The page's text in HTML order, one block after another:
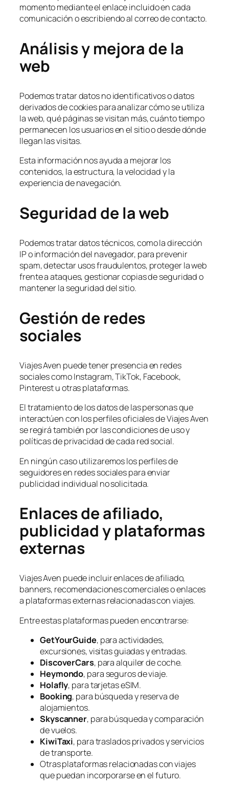
momento mediante el enlace incluido en cada
comunicación o escribiendo al correo de contacto.
Análisis y mejora de la
web
Podemos tratar datos no identificativos o datos
derivados de cookies para analizar cómo se utiliza
la web, qué páginas se visitan más, cuánto tiempo
permanecen los usuarios en el sitio o desde dónde
llegan las visitas.
Esta información nos ayuda a mejorar los
contenidos, la estructura, la velocidad y la
experiencia de navegación.
Seguridad de la web
Podemos tratar datos técnicos, como la dirección
IP o información del navegador, para prevenir
spam, detectar usos fraudulentos, proteger la web
frente a ataques, gestionar copias de seguridad o
mantener la seguridad del sitio.
Gestión de redes
sociales
Viajes Aven puede tener presencia en redes
sociales como Instagram, TikTok, Facebook,
Pinterest u otras plataformas.
El tratamiento de los datos de las personas que
interactúen con los perfiles oficiales de Viajes Aven
se regirá también por las condiciones de uso y
políticas de privacidad de cada red social.
En ningún caso utilizaremos los perfiles de
seguidores en redes sociales para enviar
publicidad individual no solicitada.
Enlaces de afiliado,
publicidad y plataformas
externas
Viajes Aven puede incluir enlaces de afiliado,
banners, recomendaciones comerciales o enlaces
a plataformas externas relacionadas con viajes.
Entre estas plataformas pueden encontrarse:
GetYourGuide, para actividades,
excursiones, visitas guiadas y entradas.
DiscoverCars, para alquiler de coche.
Heymondo, para seguros de viaje.
Holafly, para tarjetas eSIM.
Booking, para búsqueda y reserva de
alojamientos.
Skyscanner, para búsqueda y comparación
de vuelos.
KiwiTaxi, para traslados privados y servicios
de transporte.
Otras plataformas relacionadas con viajes
que puedan incorporarse en el futuro.